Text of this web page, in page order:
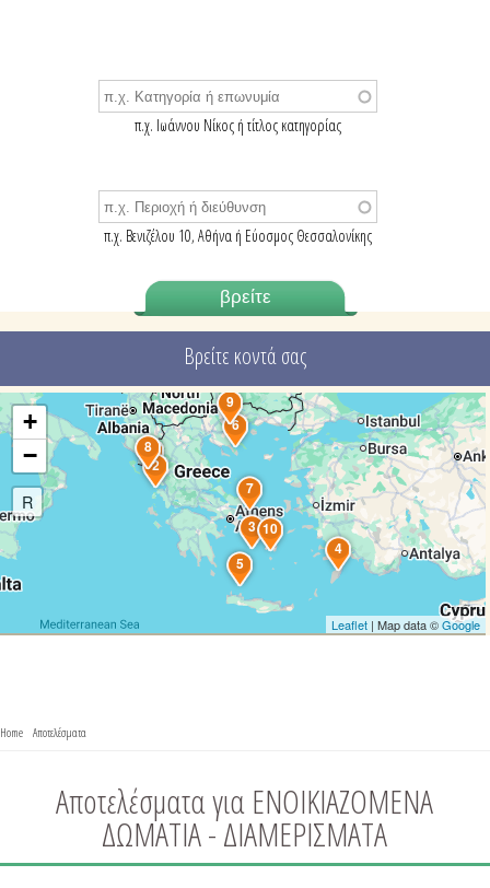
π.χ. Ιωάννου Νίκος ή τίτλος κατηγορίας
π.χ. Βενιζέλου 10, Αθήνα ή Εύοσμος Θεσσαλονίκης
Βρείτε κοντά σας
1
2
3
4
5
6
7
8
9
10
+
−
R
Leaflet| Map data ©Google
You are here
Home Αποτελέσματα
Αποτελέσματα για ΕΝΟΙΚΙΑΖΟΜΕΝΑ
ΔΩΜΑΤΙΑ - ΔΙΑΜΕΡΙΣΜΑΤΑ